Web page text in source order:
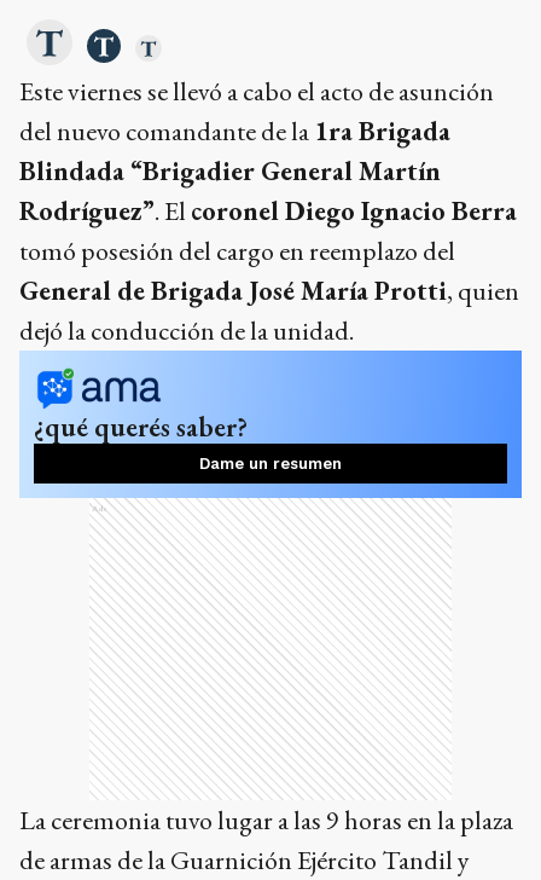
Este viernes se llevó a cabo el acto de asunción
del nuevo comandante de la 1ra Brigada
Blindada “Brigadier General Martín
Rodríguez”. El coronel Diego Ignacio Berra
tomó posesión del cargo en reemplazo del
General de Brigada José María Protti, quien
dejó la conducción de la unidad.
¿qué querés saber?
Dame un resumen
Ads
La ceremonia tuvo lugar a las 9 horas en la plaza
de armas de la Guarnición Ejército Tandil y